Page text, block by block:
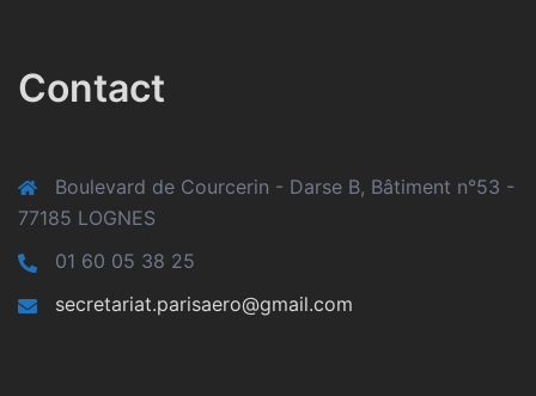
Contact
Boulevard de Courcerin - Darse B, Bâtiment n°53 -
77185 LOGNES
01 60 05 38 25
secretariat.parisaero@gmail.com